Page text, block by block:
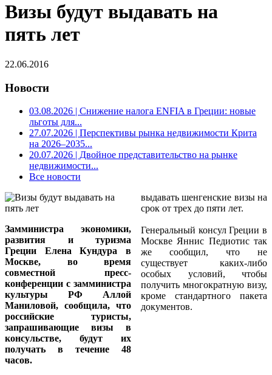
Визы будут выдавать на
пять лет
22.06.2016
Новости
03.08.2026 | Снижение налога ENFIA в Греции: новые
льготы для...
27.07.2026 | Перспективы рынка недвижимости Крита
на 2026–2035...
20.07.2026 | Двойное представительство на рынке
недвижимости...
Все новости
Замминистра экономики,
развития и туризма
Греции Елена Кундура в
Москве, во время
совместной пресс-
конференции с замминистра
культуры РФ Аллой
Маниловой, сообщила, что
российские туристы,
запрашивающие визы в
консульстве, будут их
получать в течение 48
часов.
выдавать шенгенские визы на
срок от трех до пяти лет.
Генеральный консул Греции в
Москве Яннис Педиотис так
же сообщил, что не
существует каких-либо
особых условий, чтобы
получить многократную визу,
кроме стандартного пакета
документов.